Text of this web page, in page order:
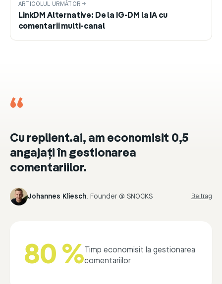
ARTICOLUL URMĂTOR →
LinkDM Alternative: De la IG-DM la IA cu
comentarii multi-canal
“
Cu replient.ai, am economisit 0,5
angajați în gestionarea
comentariilor.
Johannes Kliesch, Founder @ SNOCKS Beitrag
80 %Timp economisit la gestionarea
comentariilor